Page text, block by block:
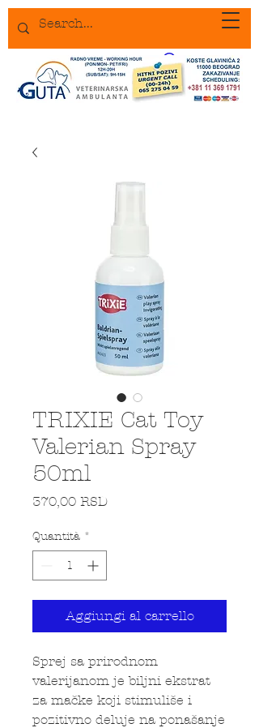
TRIXIE Cat Toy
Valerian Spray
50ml
370,00 RSDPrezzo
Quantità *
Aggiungi al carrello
Sprej sa prirodnom
valerijanom je biljni ekstrat
za mačke koji stimuliše i
pozitivno deluje na ponašanje